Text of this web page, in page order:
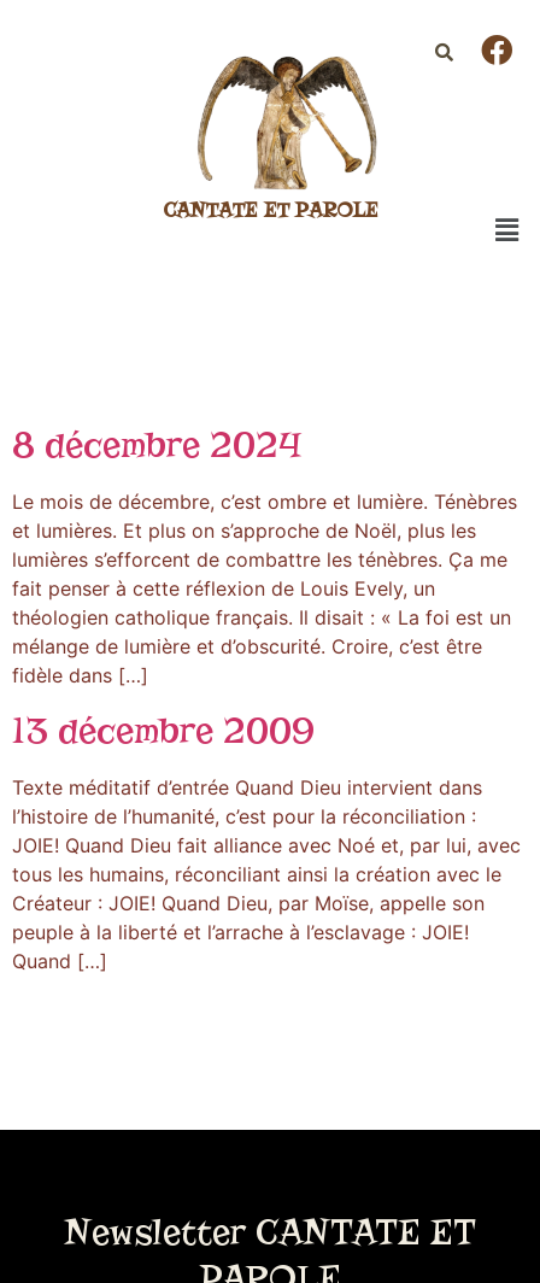
CANTATE ET PAROLE
8 décembre 2024
Le mois de décembre, c’est ombre et lumière. Ténèbres
et lumières. Et plus on s’approche de Noël, plus les
lumières s’efforcent de combattre les ténèbres. Ça me
fait penser à cette réflexion de Louis Evely, un
théologien catholique français. Il disait : « La foi est un
mélange de lumière et d’obscurité. Croire, c’est être
fidèle dans […]
13 décembre 2009
Texte méditatif d’entrée Quand Dieu intervient dans
l’histoire de l’humanité, c’est pour la réconciliation :
JOIE! Quand Dieu fait alliance avec Noé et, par lui, avec
tous les humains, réconciliant ainsi la création avec le
Créateur : JOIE! Quand Dieu, par Moïse, appelle son
peuple à la liberté et l’arrache à l’esclavage : JOIE!
Quand […]
Newsletter CANTATE ET